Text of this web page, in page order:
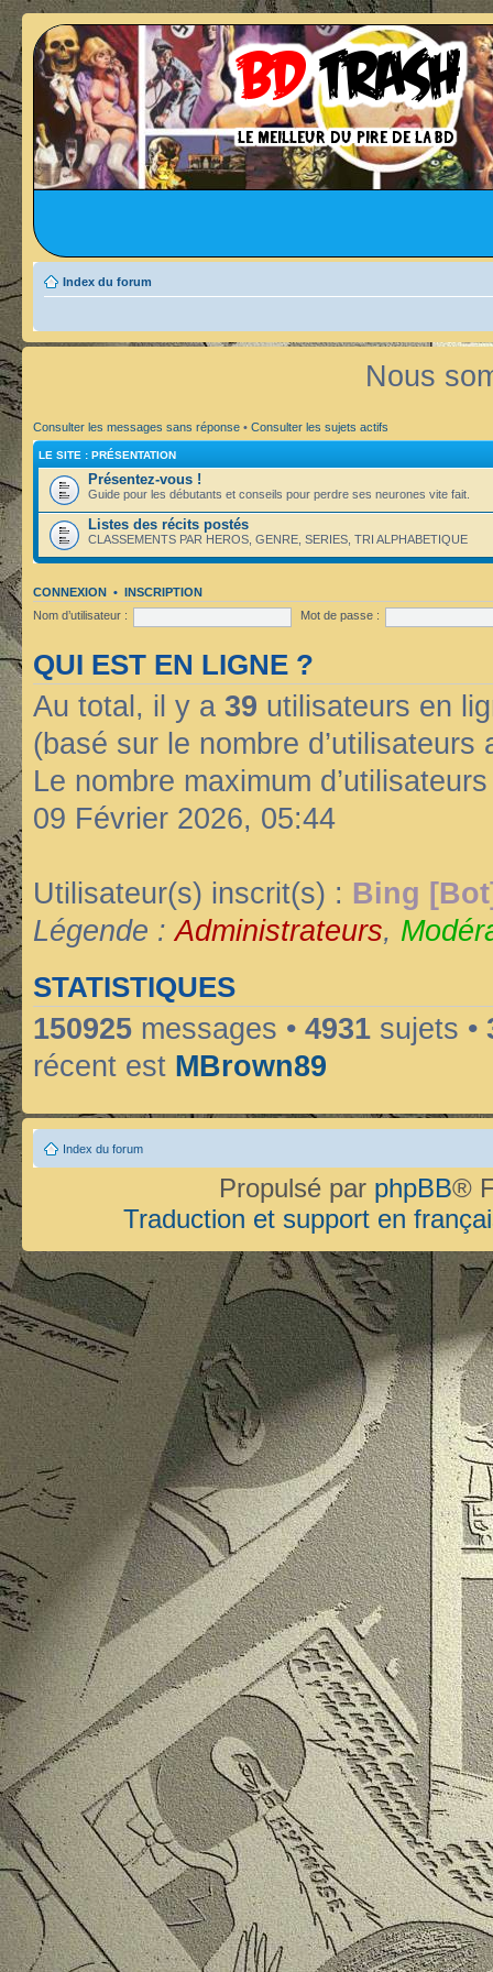
Index du forum
Nous
Consulter les messages sans réponse • Consulter les sujets actifs
LE SITE : PRÉSENTATION
Présentez-vous !
Guide pour les débutants et conseils pour perdre ses neurones vite fait.
Listes des récits postés
CLASSEMENTS PAR HEROS, GENRE, SERIES, TRI ALPHABETIQUE
CONNEXION • INSCRIPTION
Nom d’utilisateur :
Mot de passe :
QUI EST EN LIGNE ?
Au total, il y a 39 utilisateurs en
(basé sur le nombre
Le nombre maximum
09 Février 2026, 05:44
Utilisateur(s) inscrit(s) : Bing
Légende :Administrateurs,
STATISTIQUES
150925 messages • 4931 sujets •
récent est MBrown89
Index du forum
Propulsé par phpBB®
Traduction et support en